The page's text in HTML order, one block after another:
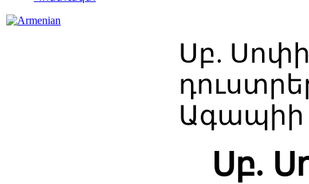
Սբ.
Ագապիի
Սբ.